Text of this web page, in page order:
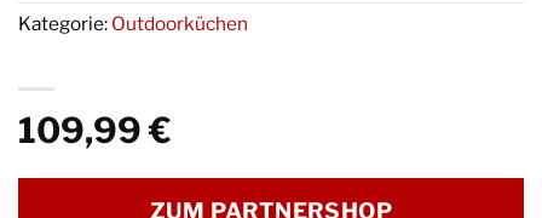
109,99€
ZUM PARTNERSHOP
Kategorie: Outdoorküchen